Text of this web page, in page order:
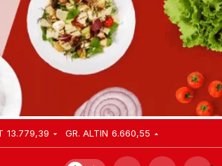
13.779,39 GR. ALTIN 6.660,55